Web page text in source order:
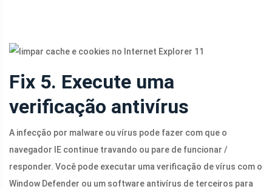
Fix 5. Execute uma
verificação antivírus
A infecção por malware ou vírus pode fazer com que o
navegador IE continue travando ou pare de funcionar /
responder. Você pode executar uma verificação de vírus com o
Window Defender ou um software antivírus de terceiros para